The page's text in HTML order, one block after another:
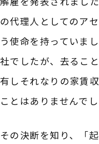
の代理人としてのア
う使命を持っていま
社でしたが、去るこ
有しそれなりの家賃
ことはありませんでし
その決断を知り、「